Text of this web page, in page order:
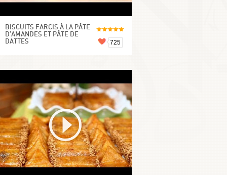
BISCUITS FARCIS À LA PÂTE
D’AMANDES ET PÂTE DE
DATTES
725